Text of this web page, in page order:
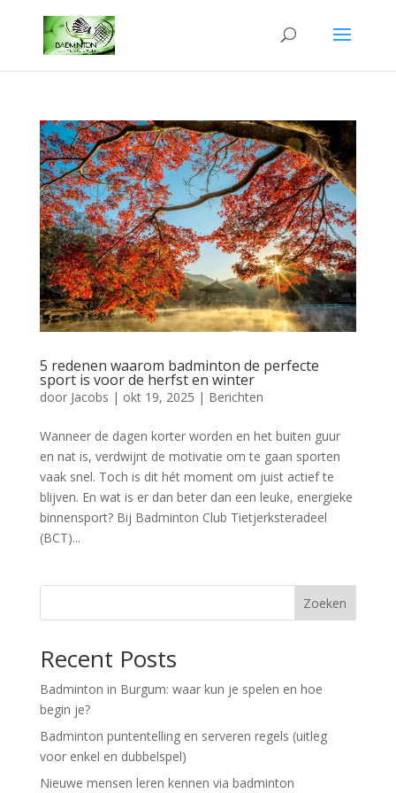
5 redenen waarom badminton de perfecte
sport is voor de herfst en winter
door Jacobs | okt 19, 2025 | Berichten
Wanneer de dagen korter worden en het buiten guur
en nat is, verdwijnt de motivatie om te gaan sporten
vaak snel. Toch is dit hét moment om juist actief te
blijven. En wat is er dan beter dan een leuke, energieke
binnensport? Bij Badminton Club Tietjerksteradeel
(BCT)...
Zoeken
Recent Posts
Badminton in Burgum: waar kun je spelen en hoe
begin je?
Badminton puntentelling en serveren regels (uitleg
voor enkel en dubbelspel)
Nieuwe mensen leren kennen via badminton